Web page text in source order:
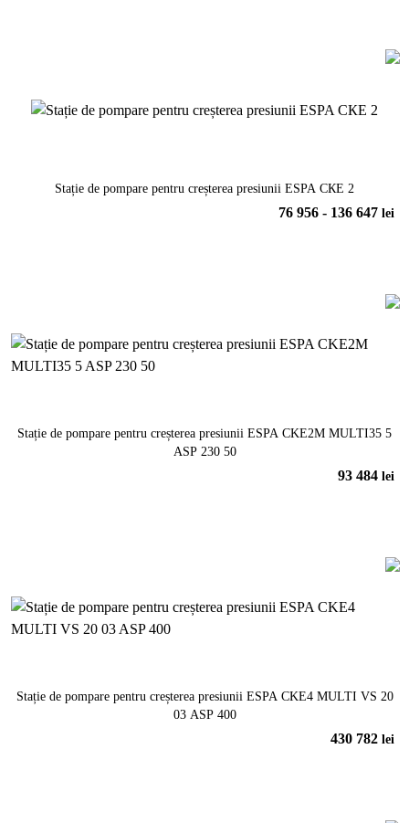
Stație de pompare pentru creșterea presiunii ESPA СКЕ 2
76 956 - 136 647 lei
Stație de pompare pentru creșterea presiunii ESPA CKE2M MULTI35 5
ASP 230 50
93 484 lei
Stație de pompare pentru creșterea presiunii ESPA CKE4 MULTI VS 20
03 ASP 400
430 782 lei